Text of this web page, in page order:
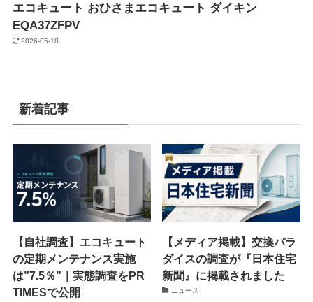
エコキュート おひさまエコキュート ダイキン
EQA37ZFPV
2026-05-18
新着記事
【自社調査】エコキュート
の定期メンテナンス実施
は”7.5％”｜実態調査をPR
TIMESで公開
【メディア掲載】交換パラ
ダイスの調査が『日本住宅
新聞』に掲載されました
ニュース